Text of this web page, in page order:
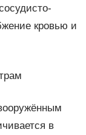
кровью и
в